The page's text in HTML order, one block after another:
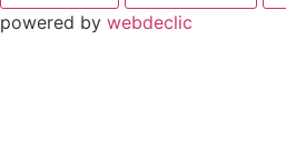
powered by webdeclic